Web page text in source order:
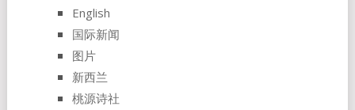
English
国际新闻
图片
新西兰
桃源诗社